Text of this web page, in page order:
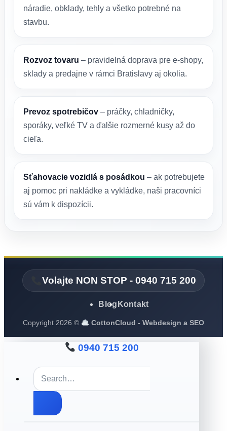
náradie, obklady, tehly a všetko potrebné na
stavbu.
Rozvoz tovaru – pravidelná doprava pre e-shopy,
sklady a predajne v rámci Bratislavy aj okolia.
Prevoz spotrebičov – práčky, chladničky,
sporáky, veľké TV a ďalšie rozmerné kusy až do
cieľa.
Sťahovacie vozidlá s posádkou – ak potrebujete
aj pomoc pri nakládke a vykládke, naši pracovníci
sú vám k dispozícii.
Volajte NON STOP - 0940 715 200
Blog Kontakt
Copyright 2026 © CottonCloud - Webdesign a SEO
0940 715 200